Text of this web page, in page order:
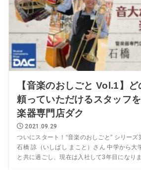
【音楽のおしごと Vol.1】
頼っていただけるスタッフ
楽器専門店ダク
2021.09.29
ついにスタート！“音楽のおしごと” シリーズ
石橋 諒（いしばし まこと）さん 中学から大
と共に過ごし、現在は入社して3年目になり